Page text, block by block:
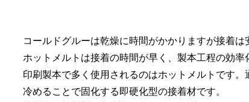
コールドグルーは乾燥に時間がかかりますが接着は
ホットメルトは接着の時間が早く、製本工程の効率
印刷製本で多く使用されるのはホットメルトです
冷めることで固化する即硬化型の接着材です。